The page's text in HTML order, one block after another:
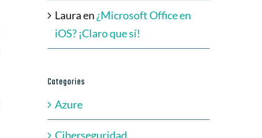
Lauraen ¿Microsoft Office en
iOS? ¡Claro que sí!
Categories
Azure
Ciberseguridad